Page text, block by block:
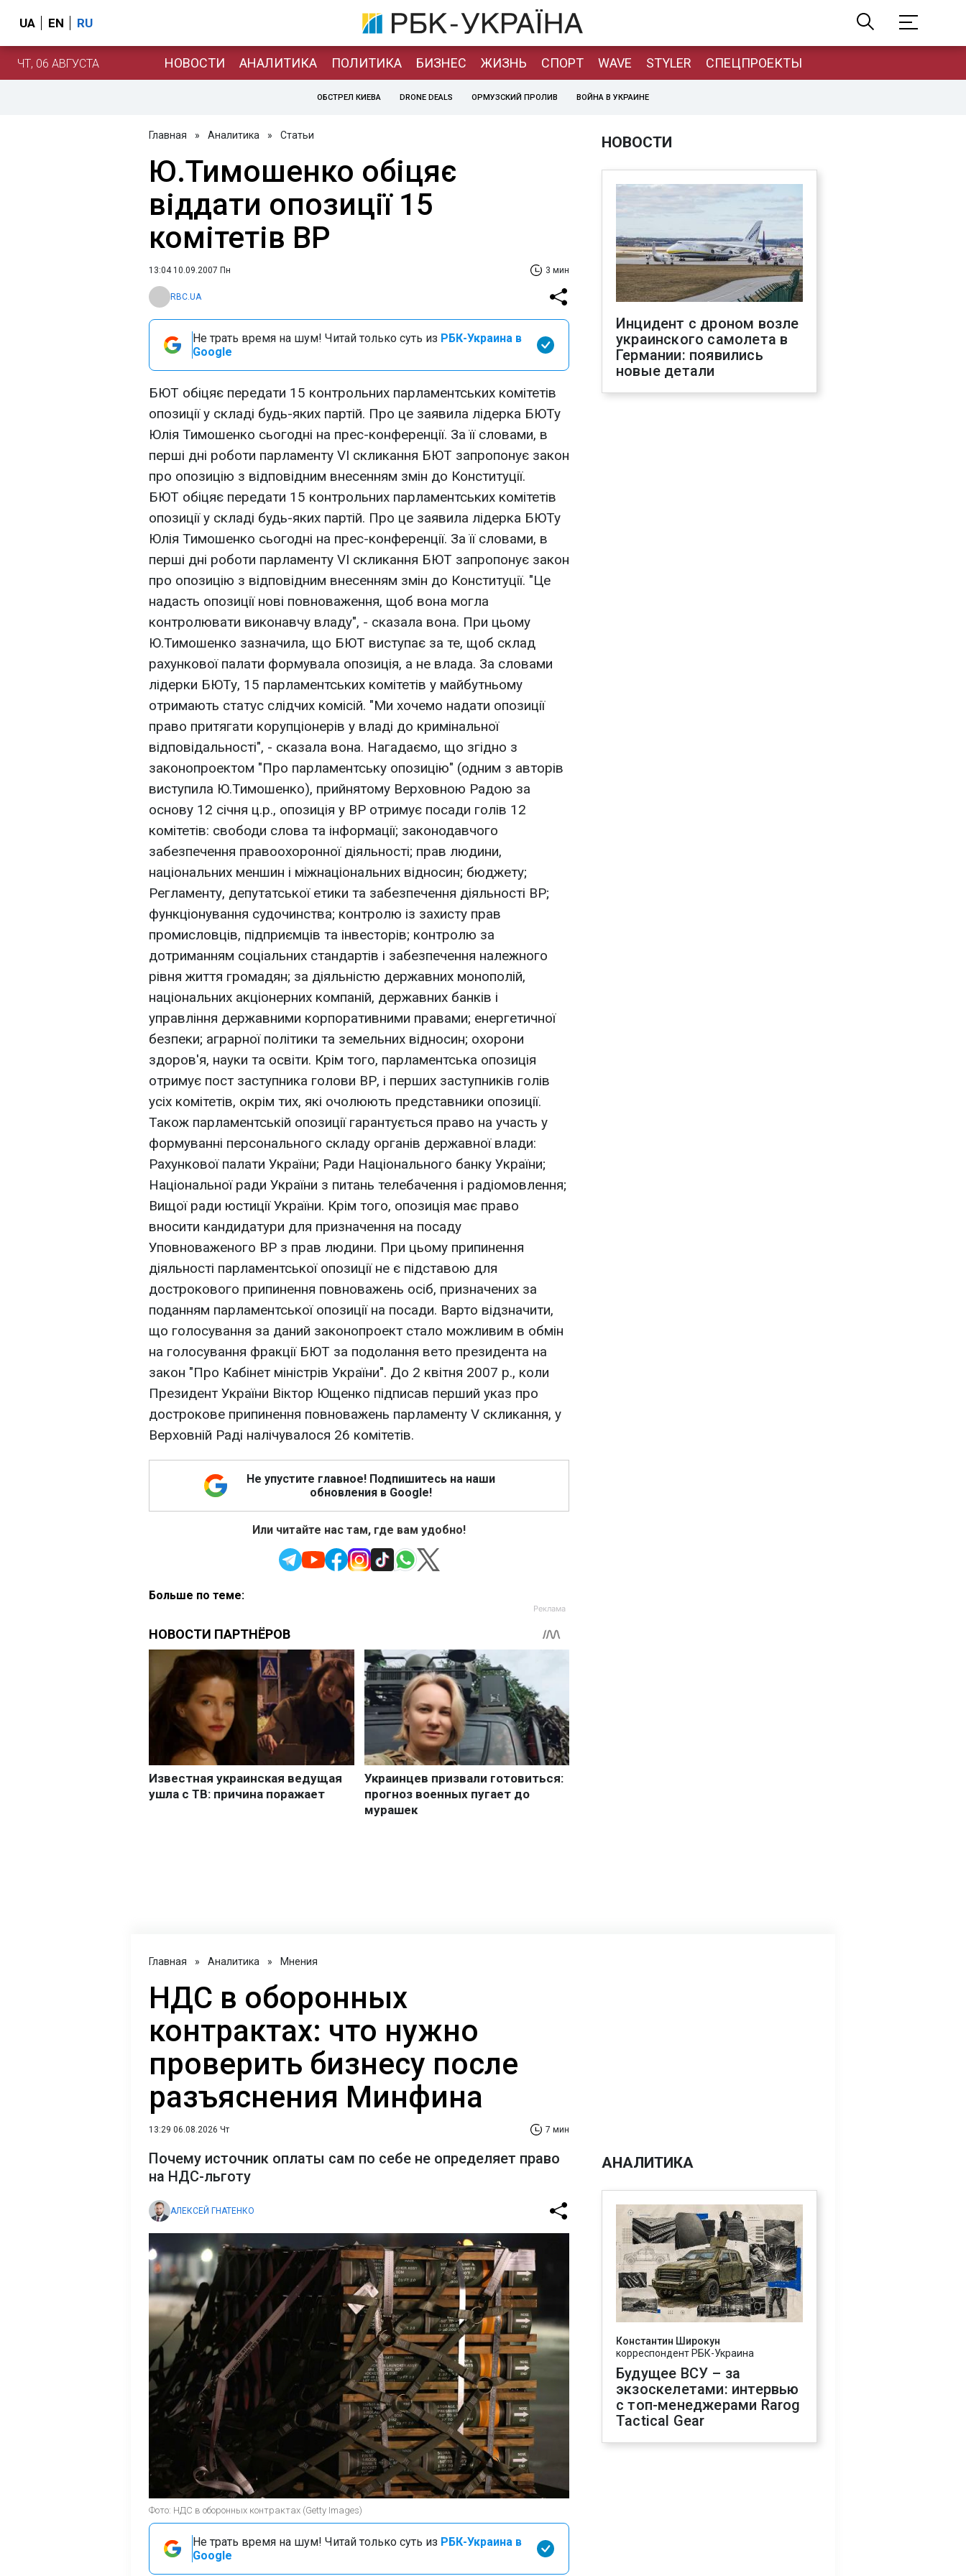
UA EN RU
ЧТ, 06 АВГУСТА НОВОСТИ АНАЛИТИКА ПОЛИТИКА БИЗНЕС ЖИЗНЬ СПОРТ WAVE STYLER СПЕЦПРОЕКТЫ
ОБСТРЕЛ КИЕВА DRONE DEALS ОРМУЗСКИЙ ПРОЛИВ ВОЙНА В УКРАИНЕ
Главная » Аналитика » Статьи
Ю.Тимошенко обіцяє
віддати опозиції 15
комітетів ВР
13:04 10.09.2007 Пн 3 мин
RBC.UA
Не трать время на шум! Читай только суть из РБК-Украина в
Google
БЮТ обіцяє передати 15 контрольних парламентських комітетів
опозиції у складі будь-яких партій. Про це заявила лідерка БЮТу
Юлія Тимошенко сьогодні на прес-конференції. За її словами, в
перші дні роботи парламенту VI скликання БЮТ запропонує закон
про опозицію з відповідним внесенням змін до Конституції.
БЮТ обіцяє передати 15 контрольних парламентських комітетів
опозиції у складі будь-яких партій. Про це заявила лідерка БЮТу
Юлія Тимошенко сьогодні на прес-конференції. За її словами, в
перші дні роботи парламенту VI скликання БЮТ запропонує закон
про опозицію з відповідним внесенням змін до Конституції. "Це
надасть опозиції нові повноваження, щоб вона могла
контролювати виконавчу владу", - сказала вона. При цьому
Ю.Тимошенко зазначила, що БЮТ виступає за те, щоб склад
рахункової палати формувала опозиція, а не влада. За словами
лідерки БЮТу, 15 парламентських комітетів у майбутньому
отримають статус слідчих комісій. "Ми хочемо надати опозиції
право притягати корупціонерів у владі до кримінальної
відповідальності", - сказала вона. Нагадаємо, що згідно з
законопроектом "Про парламентську опозицію" (одним з авторів
виступила Ю.Тимошенко), прийнятому Верховною Радою за
основу 12 січня ц.р., опозиція у ВР отримує посади голів 12
комітетів: свободи слова та інформації; законодавчого
забезпечення правоохоронної діяльності; прав людини,
національних меншин і міжнаціональних відносин; бюджету;
Регламенту, депутатської етики та забезпечення діяльності ВР;
функціонування судочинства; контролю із захисту прав
промисловців, підприємців та інвесторів; контролю за
дотриманням соціальних стандартів і забезпечення належного
рівня життя громадян; за діяльністю державних монополій,
національних акціонерних компаній, державних банків і
управління державними корпоративними правами; енергетичної
безпеки; аграрної політики та земельних відносин; охорони
здоров'я, науки та освіти. Крім того, парламентська опозиція
отримує пост заступника голови ВР, і перших заступників голів
усіх комітетів, окрім тих, які очолюють представники опозиції.
Також парламентській опозиції гарантується право на участь у
формуванні персонального складу органів державної влади:
Рахункової палати України; Ради Національного банку України;
Національної ради України з питань телебачення і радіомовлення;
Вищої ради юстиції України. Крім того, опозиція має право
вносити кандидатури для призначення на посаду
Уповноваженого ВР з прав людини. При цьому припинення
діяльності парламентської опозиції не є підставою для
дострокового припинення повноважень осіб, призначених за
поданням парламентської опозиції на посади. Варто відзначити,
що голосування за даний законопроект стало можливим в обмін
на голосування фракції БЮТ за подолання вето президента на
закон "Про Кабінет міністрів України". До 2 квітня 2007 р., коли
Президент України Віктор Ющенко підписав перший указ про
дострокове припинення повноважень парламенту V скликання, у
Верховній Раді налічувалося 26 комітетів.
Не упустите главное! Подпишитесь на наши
обновления в Google!
Или читайте нас там, где вам удобно!
Больше по теме:
НОВОСТИ
Инцидент с дроном возле
украинского самолета в
Германии: появились
новые детали
Главная » Аналитика » Мнения
НДС в оборонных
контрактах: что нужно
проверить бизнесу после
разъяснения Минфина
13:29 06.08.2026 Чт 7 мин
Почему источник оплаты сам по себе не определяет право
на НДС-льготу
АЛЕКСЕЙ ГНАТЕНКО
Фото: НДС в оборонных контрактах (Getty Images)
Не трать время на шум! Читай только суть из РБК-Украина в
Google
АНАЛИТИКА
Константин Широкун
корреспондент РБК-Украина
Будущее ВСУ – за
экзоскелетами: интервью
с топ-менеджерами Rarog
Tactical Gear